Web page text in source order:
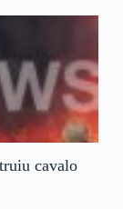
cavalo